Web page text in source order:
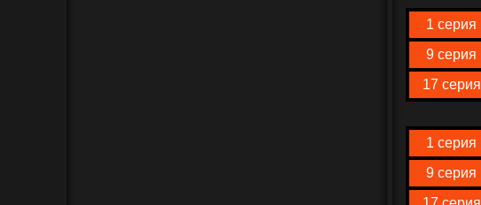
1 серия
9 серия
17 серия
1 серия
9 серия